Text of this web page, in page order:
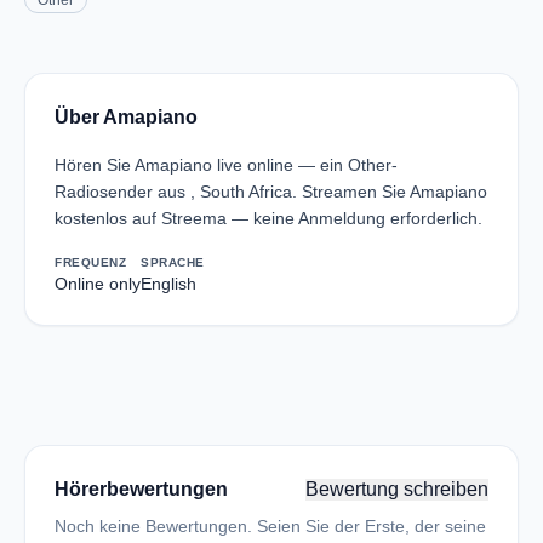
Über Amapiano
Hören Sie Amapiano live online — ein Other-
Radiosender aus , South Africa. Streamen Sie Amapiano
kostenlos auf Streema — keine Anmeldung erforderlich.
FREQUENZ
Online only
SPRACHE
English
Hörerbewertungen Bewertung schreiben
Noch keine Bewertungen. Seien Sie der Erste, der seine